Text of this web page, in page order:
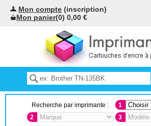
Mon compte (inscription)
Mon panier(0) 0,00 €
Recherche par imprimante :
1
2
3